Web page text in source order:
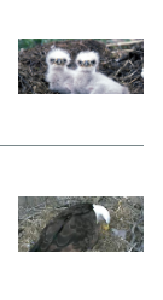
2026